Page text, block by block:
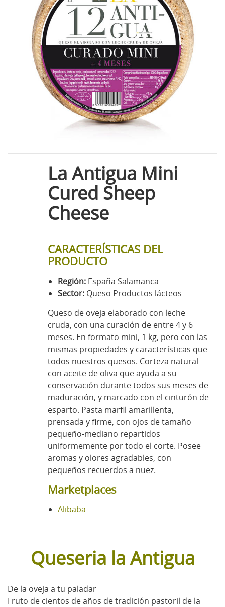
La Antigua Mini
Cured Sheep
Cheese
CARACTERÍSTICAS DEL
PRODUCTO
Región: España Salamanca
Sector: Queso Productos lácteos
Queso de oveja elaborado con leche
cruda, con una curación de entre 4 y 6
meses. En formato mini, 1 kg, pero con las
mismas propiedades y características que
todos nuestros quesos. Corteza natural
con aceite de oliva que ayuda a su
conservación durante todos sus meses de
maduración, y marcado con el cinturón de
esparto. Pasta marfil amarillenta,
prensada y firme, con ojos de tamaño
pequeño-mediano repartidos
uniformemente por todo el corte. Posee
aromas y olores agradables, con
pequeños recuerdos a nuez.
Marketplaces
Alibaba
Queseria la Antigua
De la oveja a tu paladar
Fruto de cientos de años de tradición pastoril de la